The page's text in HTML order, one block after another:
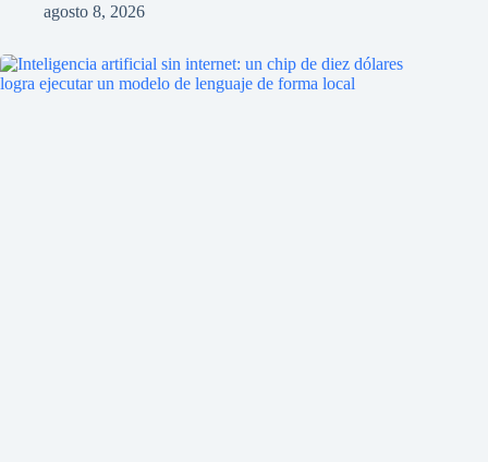
agosto 8, 2026